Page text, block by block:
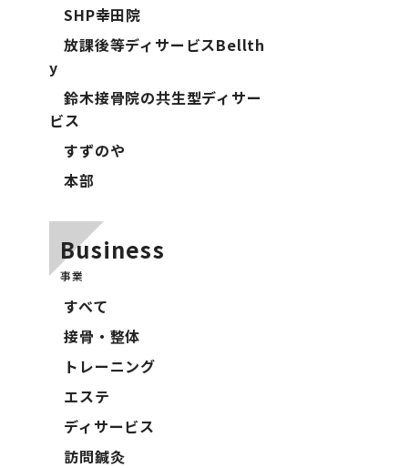
SHP幸田院
放課後等ディサービスBellth
y
鈴木接骨院の共生型ディサー
ビス
すずのや
本部
Business
事業
すべて
接骨・整体
トレーニング
エステ
ディサービス
訪問鍼灸